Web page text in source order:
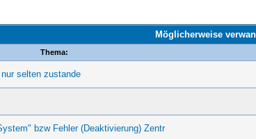
Möglicherweise
Thema:
selten zustande
bzw Fehler (Deaktivierung) Zentr